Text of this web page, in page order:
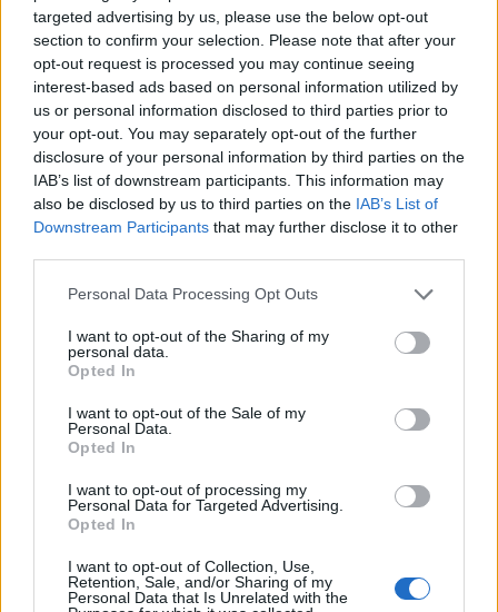
targeted advertising by us, please use the below opt-out
section to confirm your selection. Please note that after your
opt-out request is processed you may continue seeing
interest-based ads based on personal information utilized by
us or personal information disclosed to third parties prior to
your opt-out. You may separately opt-out of the further
disclosure of your personal information by third parties on the
IAB’s list of downstream participants. This information may
also be disclosed by us to third parties on the IAB’s List of
Downstream Participants that may further disclose it to other
Personal Data Processing Opt Outs
I want to opt-out of the Sharing of my
personal data.
Opted In
I want to opt-out of the Sale of my
Personal Data.
Opted In
I want to opt-out of processing my
Personal Data for Targeted Advertising.
Opted In
I want to opt-out of Collection, Use,
Retention, Sale, and/or Sharing of my
Personal Data that Is Unrelated with the
sääntöihin.
✨ Nimikone
KOMMENTTIA